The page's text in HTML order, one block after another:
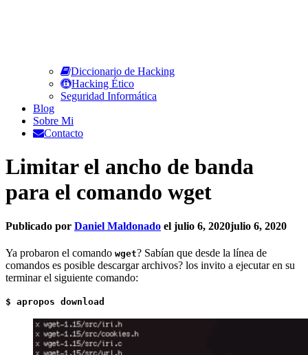
Diccionario de Hacking
Hacking Ético
Seguridad Informática
Blog
Sobre Mi
Contacto
Limitar el ancho de banda
para el comando wget
Publicado por Daniel Maldonado el julio 6, 2020julio 6, 2020
Ya probaron el comando wget? Sabían que desde la línea de
comandos es posible descargar archivos? los invito a ejecutar en su
terminar el siguiente comando:
$ apropos download